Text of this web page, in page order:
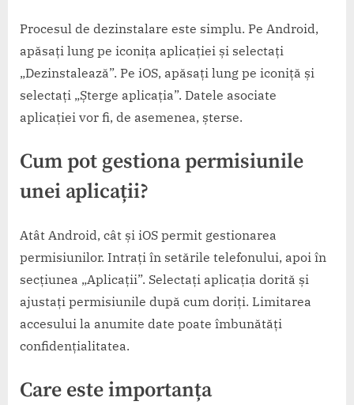
Procesul de dezinstalare este simplu. Pe Android,
apăsați lung pe iconița aplicației și selectați
„Dezinstalează”. Pe iOS, apăsați lung pe iconiță și
selectați „Șterge aplicația”. Datele asociate
aplicației vor fi, de asemenea, șterse.
Cum pot gestiona permisiunile
unei aplicații?
Atât Android, cât și iOS permit gestionarea
permisiunilor. Intrați în setările telefonului, apoi în
secțiunea „Aplicații”. Selectați aplicația dorită și
ajustați permisiunile după cum doriți. Limitarea
accesului la anumite date poate îmbunătăți
confidențialitatea.
Care este importanța